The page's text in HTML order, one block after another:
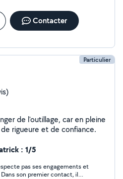
Contacter
Particulier
de l'outillage, car en pleine
rigueure et de confiance.
: 1/5
pas ses engagements et
son premier contact, il